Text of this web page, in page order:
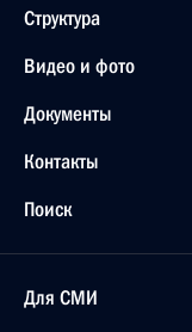
Структура
Видео и фото
Документы
Контакты
Поиск
Для СМИ